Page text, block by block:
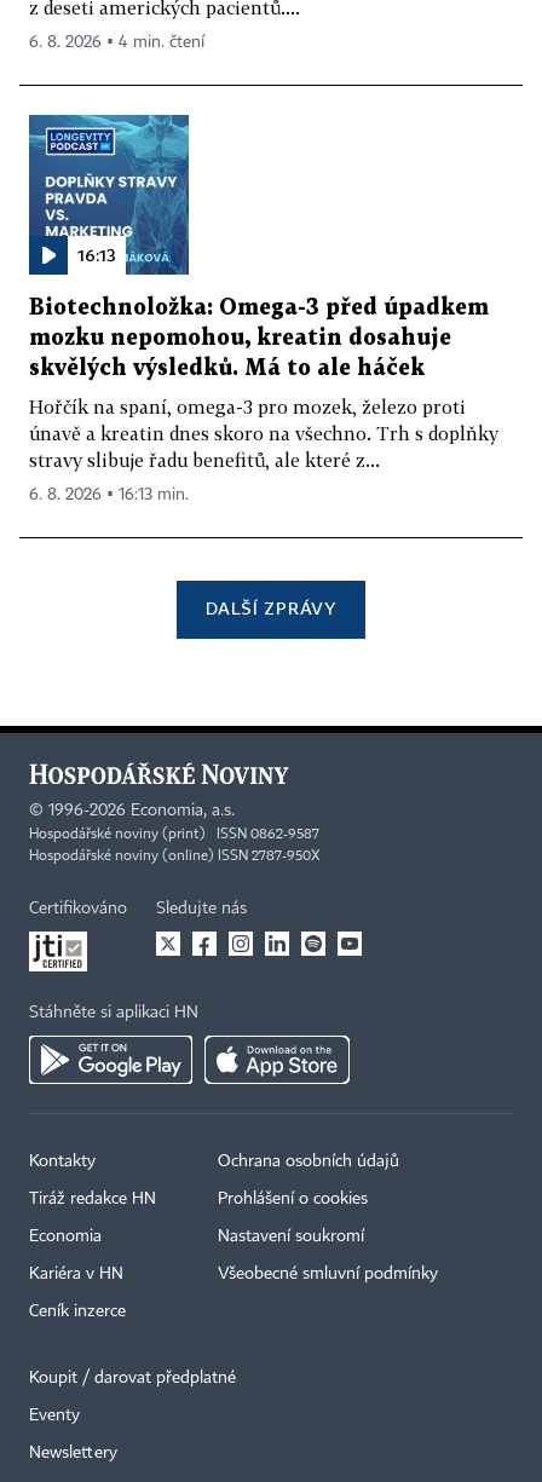
z deseti amerických pacientů....
6. 8. 2026 ▪ 4 min. čtení
16:13
Biotechnoložka: Omega-3 před úpadkem
mozku nepomohou, kreatin dosahuje
skvělých výsledků. Má to ale háček
Hořčík na spaní, omega-3 pro mozek, železo proti
únavě a kreatin dnes skoro na všechno. Trh s doplňky
stravy slibuje řadu benefitů, ale které z...
6. 8. 2026 ▪ 16:13 min.
DALŠÍ ZPRÁVY
© 1996-2026 Economia, a.s.
Hospodářské noviny (print) ISSN 0862-9587
Hospodářské noviny (online) ISSN 2787-950X
Certifikováno Sledujte nás
Stáhněte si aplikaci HN
Kontakty
Tiráž redakce HN
Economia
Kariéra v HN
Ceník inzerce
Ochrana osobních údajů
Prohlášení o cookies
Nastavení soukromí
Všeobecné smluvní podmínky
Koupit / darovat předplatné
Eventy
Newslettery